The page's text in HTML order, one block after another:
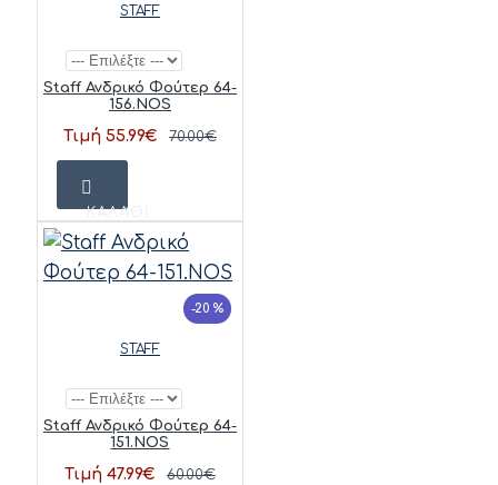
STAFF
Staff Ανδρικό Φούτερ 64-
156.NOS
Τιμή 55.99€ 70.00€
ΚΑΛΆΘΙ
-20 %
STAFF
Staff Ανδρικό Φούτερ 64-
151.NOS
Τιμή 47.99€ 60.00€